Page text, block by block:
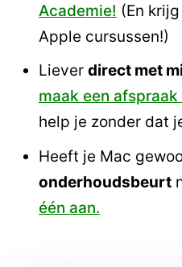
Academie! (En
Apple cursussen!)
Liever direct met
maak een
help je zonder dat
Heeft je Mac
onderhoudsbeurt
één aan.